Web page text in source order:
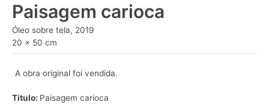
Paisagem carioca
Óleo sobre tela, 2019
20 x 50 cm
A obra original foi vendida.
Título: Paisagem carioca